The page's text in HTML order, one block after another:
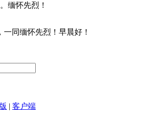
缅怀先烈！
同缅怀先烈！早晨好！
| 客户端